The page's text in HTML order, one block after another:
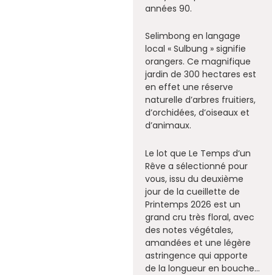
années 90.
Selimbong en langage
local « Sulbung » signifie
orangers. Ce magnifique
jardin de 300 hectares est
en effet une réserve
naturelle d’arbres fruitiers,
d’orchidées, d’oiseaux et
d’animaux.
Le lot que Le Temps d’un
Rêve a sélectionné pour
vous, issu du deuxième
jour de la cueillette de
Printemps 2026 est un
grand cru très floral, avec
des notes végétales,
amandées et une légère
astringence qui apporte
de la longueur en bouche…